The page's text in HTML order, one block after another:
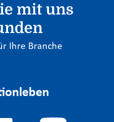
mit uns
Ihre Branche